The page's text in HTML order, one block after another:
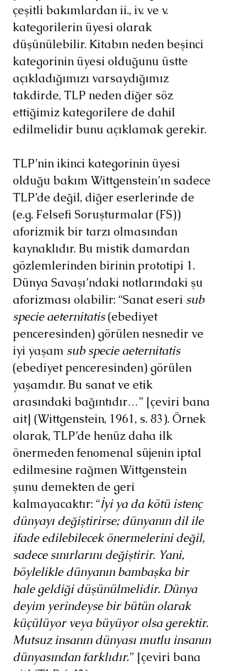
çeşitli bakımlardan ii., iv. ve v.
kategorilerin üyesi olarak
düşünülebilir. Kitabın neden beşinci
kategorinin üyesi olduğunu üstte
açıkladığımızı varsaydığımız
takdirde, TLP neden diğer söz
ettiğimiz kategorilere de dahil
edilmelidir bunu açıklamak gerekir.
TLP’nin ikinci kategorinin üyesi
olduğu bakım Wittgenstein’ın sadece
TLP’de değil, diğer eserlerinde de
(e.g. Felsefi Soruşturmalar (FS))
aforizmik bir tarzı olmasından
kaynaklıdır. Bu mistik damardan
gözlemlerinden birinin prototipi 1.
Dünya Savaşı’ndaki notlarındaki şu
aforizması olabilir: “Sanat eseri sub
specie aeternitatis (ebediyet
penceresinden) görülen nesnedir ve
iyi yaşam sub specie aeternitatis
(ebediyet penceresinden) görülen
yaşamdır. Bu sanat ve etik
arasındaki bağıntıdır…” [çeviri bana
ait] (Wittgenstein, 1961, s. 83). Örnek
olarak, TLP’de henüz daha ilk
önermeden fenomenal süjenin iptal
edilmesine rağmen Wittgenstein
şunu demekten de geri
kalmayacaktır: “İyi ya da kötü istenç
dünyayı değiştirirse; dünyanın dil ile
ifade edilebilecek önermelerini değil,
sadece sınırlarını değiştirir. Yani,
böylelikle dünyanın bambaşka bir
hale geldiği düşünülmelidir. Dünya
deyim yerindeyse bir bütün olarak
küçülüyor veya büyüyor olsa gerektir.
Mutsuz insanın dünyası mutlu insanın
dünyasından farklıdır.” [çeviri bana